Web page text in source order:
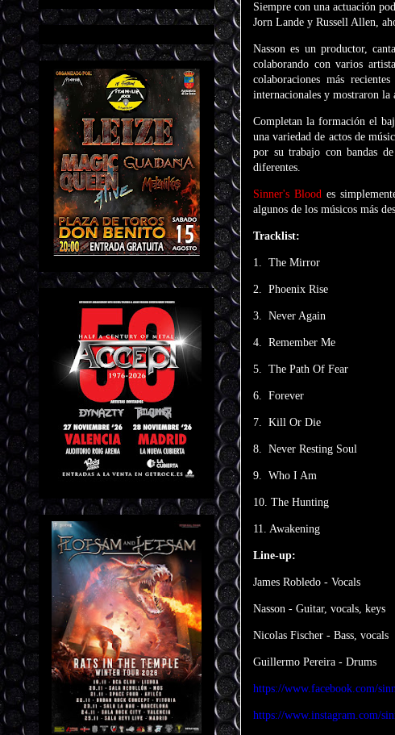
Siempre con una actuación
Jorn Lande y Russell Allen,
Nasson es un productor,
colaborando con varios
colaboraciones más
internacionales y mostraron la
Completan la formación el
una variedad de actos de
por su trabajo con bandas
diferentes.
Sinner's Blood es
algunos de los músicos más
Tracklist:
1. The Mirror
2. Phoenix Rise
3. Never Again
4. Remember Me
5. The Path Of Fear
6. Forever
7. Kill Or Die
8. Never Resting Soul
9. Who I Am
10. The Hunting
11. Awakening
Line-up:
James Robledo - Vocals
Nasson - Guitar, vocals, keys
Nicolas Fischer - Bass, vocals
Guillermo Pereira - Drums
https://www.facebook.com/
https://www.instagram.com/